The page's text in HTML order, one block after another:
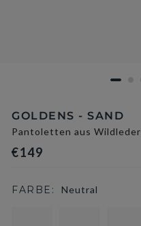
GOLDENS - SAND
Pantoletten aus Wildleder
€149
FARBE: Neutral